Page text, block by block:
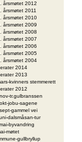
årsmøtet 2012
årsmøtet 2011
årsmøtet 2010
årsmøtet 2009
årsmøtet 2008
årsmøtet 2007
årsmøtet 2006
årsmøtet 2005
årsmøtet 2004
2014
2013
kvinners stemmerett
2012
tr.gulbranssen
jobu-sagene
gammel vei
dalsmåsan-tur
byvandring
møtet
gullbryllup